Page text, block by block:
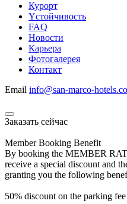
Курорт
Yстойчивость
FAQ
Новости
Карьера
Фотогалерея
Контакт
Email info@san-marco-
Заказать сейчас
Member Booking Benefit
By booking the MEMBER
receive a special discount and
granting you the following
50% discount on the parking fee